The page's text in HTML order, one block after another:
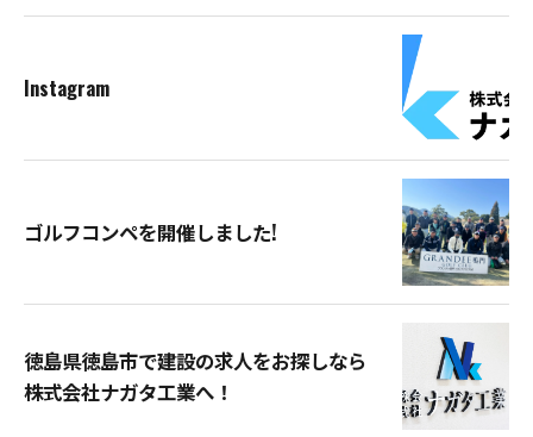
Instagram
ゴルフコンペを開催しました!
徳島県徳島市で建設の求人をお探しなら
株式会社ナガタ工業へ！